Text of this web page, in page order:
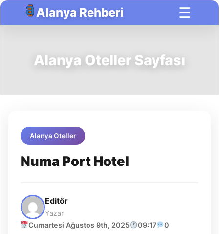
Alanya Rehberi ☰
Alanya Oteller Sayfası
Alanya Oteller
Numa Port Hotel
Editör
Yazar
Cumartesi Ağustos 9th, 2025
09:17 0